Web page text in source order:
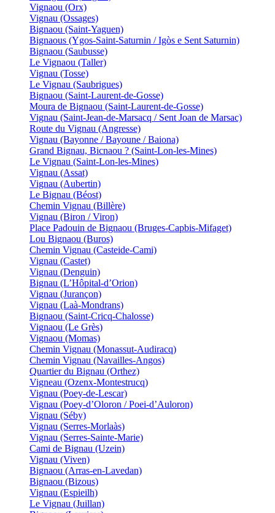
Vignaou (Orx)
Vignau (Ossages)
Bignaou (Saint-Yaguen)
Bignaous (Ygos-Saint-Saturnin / Igòs e Sent Saturnin)
Bignaou (Saubusse)
Le Vignaou (Taller)
Vignau (Tosse)
Le Vignau (Saubrigues)
Bignaou (Saint-Laurent-de-Gosse)
Moura de Bignaou (Saint-Laurent-de-Gosse)
Vignau (Saint-Jean-de-Marsacq / Sent Joan de Marsac)
Route du Vignau (Angresse)
Vignau (Bayonne / Bayoune / Baiona)
Grand Bignau, Bicnaou ? (Saint-Lon-les-Mines)
Le Vignau (Saint-Lon-les-Mines)
Vignau (Assat)
Vignau (Aubertin)
Le Bignau (Béost)
Chemin Vignau (Billère)
Vignau (Biron / Viron)
Place Padouin de Bignaou (Bruges-Capbis-Mifaget)
Lou Bignaou (Buros)
Chemin Vignau (Casteide-Cami)
Vignau (Castet)
Vignau (Denguin)
Bignau (L’Hôpital-d’Orion)
Vignau (Jurançon)
Vignau (Laà-Mondrans)
Bignaou (Saint-Cricq-Chalosse)
Vignaou (Le Grès)
Vignaou (Momas)
Chemin Vignau (Monassut-Audiracq)
Chemin Vignau (Navailles-Angos)
Quartier du Bignau (Orthez)
Vigneau (Ozenx-Montestrucq)
Vignau (Poey-de-Lescar)
Vignau (Poey-d’Oloron / Poei-d’Auloron)
Vignau (Séby)
Vignau (Serres-Morlaàs)
Vignau (Serres-Sainte-Marie)
Cami de Bignau (Uzein)
Vignau (Viven)
Bignaou (Arras-en-Lavedan)
Bignaou (Bizous)
Vignau (Espieilh)
Le Vignau (Juillan)